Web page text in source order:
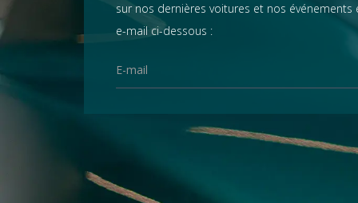
Chrysler
Citroën
sur nos dernières voitures et nos événements
e-mail ci-dessous :